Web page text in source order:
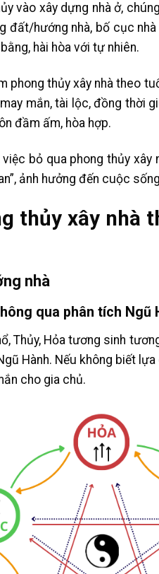
vào xây dựng nhà ở,
đất/hướng nhà, bố cục
hài hòa với tự nhiên.
phong thủy xây nhà theo
mắn, tài lộc, đồng thời
đầm ấm, hòa hợp.
bỏ qua phong thủy xây
ảnh hưởng đến cuộc
thủy xây nhà
nhà
qua phân tích Ngũ
Thủy, Hỏa tương sinh
Hành. Nếu không biết
cho gia chủ.